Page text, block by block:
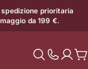
prioritaria
da 199 €.